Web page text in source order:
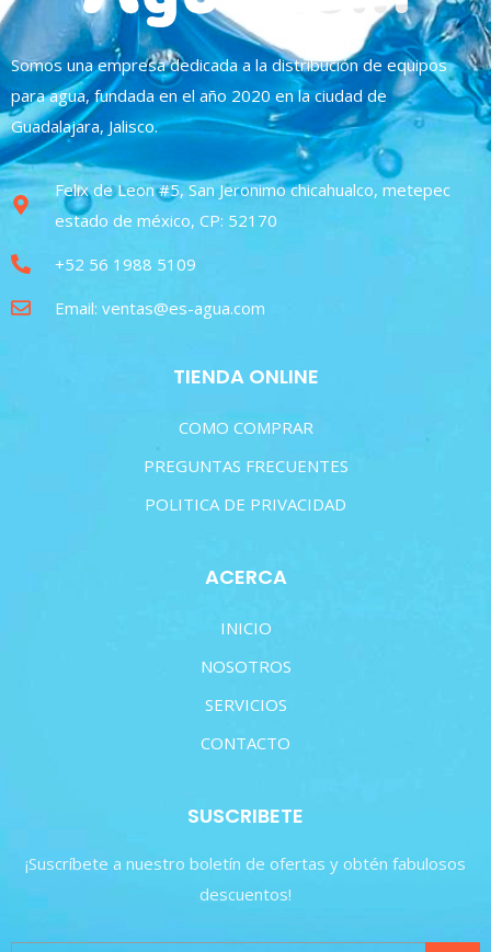
Somos una empresa dedicada a la distribución de equipos
para agua, fundada en el año 2020 en la ciudad de
Guadalajara, Jalisco.
Felix de Leon #5, San Jeronimo chicahualco, metepec
estado de méxico, CP: 52170
+52 56 1988 5109
Email: ventas@es-agua.com
TIENDA ONLINE
COMO COMPRAR
PREGUNTAS FRECUENTES
POLITICA DE PRIVACIDAD
ACERCA
INICIO
NOSOTROS
SERVICIOS
CONTACTO
SUSCRIBETE
¡Suscríbete a nuestro boletín de ofertas y obtén fabulosos
descuentos!